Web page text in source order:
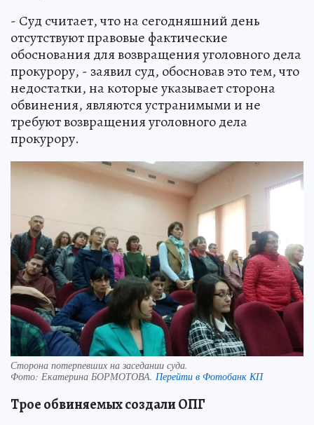
- Суд считает, что на сегодняшний день
отсутствуют правовые фактические
обоснования для возвращения уголовного дела
прокурору, - заявил суд, обосновав это тем, что
недостатки, на которые указывает сторона
обвинения, являются устранимыми и не
требуют возвращения уголовного дела
прокурору.
Сторона потерпевших на заседании суда.
Фото: Екатерина БОРМОТОВА. Перейти в Фотобанк КП
Трое обвиняемых создали ОПГ